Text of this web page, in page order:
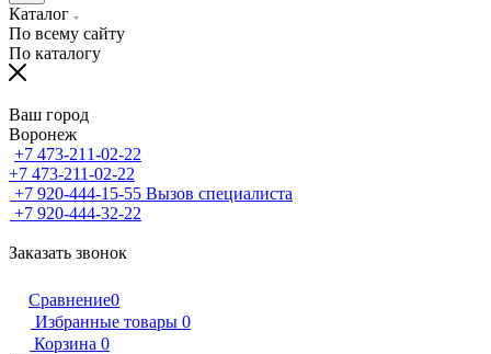
Каталог
По всему сайту
По каталогу
Ваш город
Воронеж
+7 473-211-02-22
+7 473-211-02-22
+7 920-444-15-55 Вызов специалиста
+7 920-444-32-22
Заказать звонок
Сравнение0
Избранные товары 0
Корзина 0